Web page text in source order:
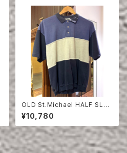
OLD St.Michael HALF SLEE
¥10,780